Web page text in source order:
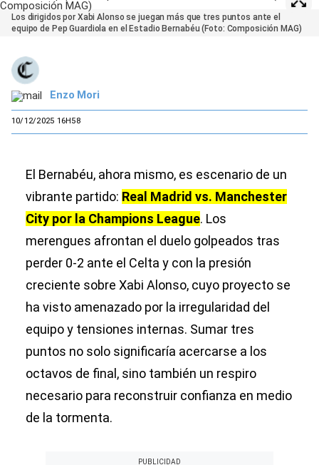
Los dirigidos por Xabi Alonso se juegan más que tres puntos ante el
equipo de Pep Guardiola en el Estadio Bernabéu (Foto: Composición MAG)
Enzo Mori
10/12/2025 16H58
El Bernabéu, ahora mismo, es escenario de un
vibrante partido: Real Madrid vs. Manchester
City por la Champions League. Los
merengues afrontan el duelo golpeados tras
perder 0-2 ante el Celta y con la presión
creciente sobre Xabi Alonso, cuyo proyecto se
ha visto amenazado por la irregularidad del
equipo y tensiones internas. Sumar tres
puntos no solo significaría acercarse a los
octavos de final, sino también un respiro
necesario para reconstruir confianza en medio
de la tormenta.